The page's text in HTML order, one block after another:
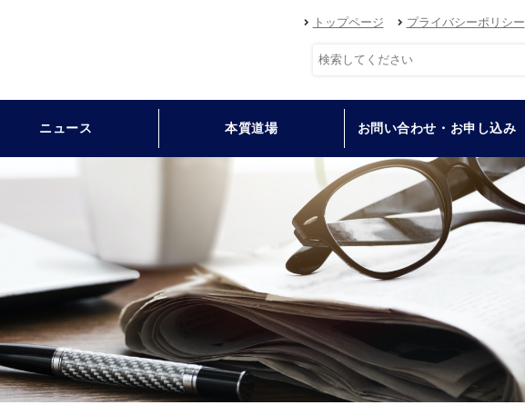
トップページ プライバシーポリシー
ニュース 本質道場 お問い合わせ・お申し込み